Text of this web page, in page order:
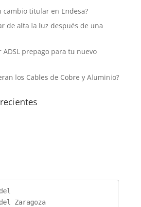
cambio titular en Endesa?
de alta la luz después de una
ADSL prepago para tu nuevo
los Cables de Cobre y Aluminio?
Zaragoza